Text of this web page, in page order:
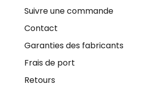
Suivre une commande
Contact
Garanties des fabricants
Frais de port
Retours